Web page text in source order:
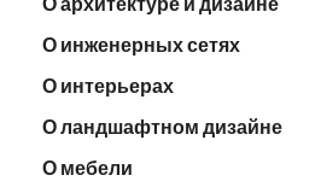
О инженерных сетях
О интерьерах
О ландшафтном дизайне
О мебели